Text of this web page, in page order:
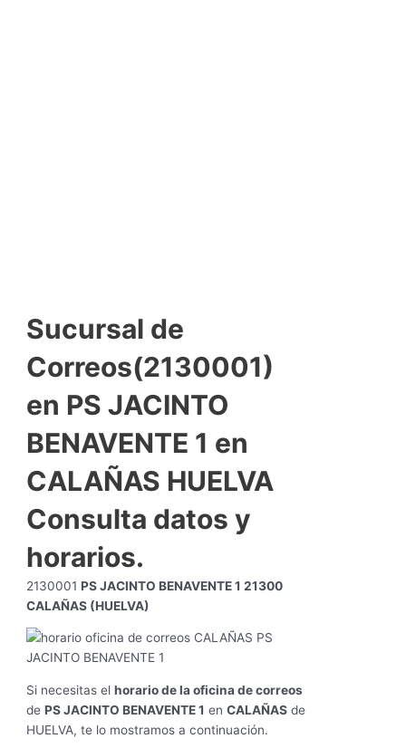
Sucursal de
Correos(2130001)
en PS JACINTO
BENAVENTE 1 en
CALAÑAS HUELVA
Consulta datos y
horarios.
2130001PS JACINTO BENAVENTE 1 21300
CALAÑAS (HUELVA)
Si necesitas elhorario de la oficina de correos
dePS JACINTO BENAVENTE 1 enCALAÑAS de
HUELVA, te lo mostramos a continuación.